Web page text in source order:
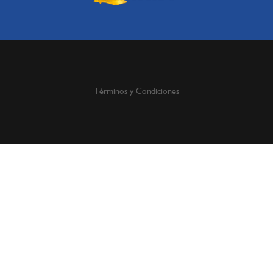
Términos y Condiciones